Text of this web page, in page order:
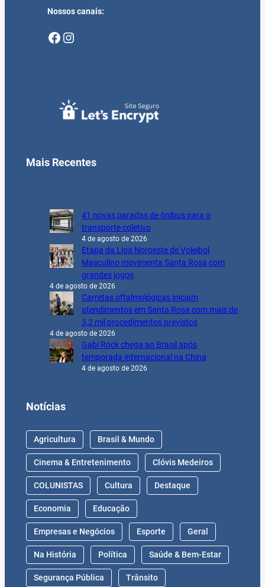
Nossos canais:
Facebook Instagram
Mais Recentes
41 novas paradas de ônibus para o
transporte coletivo
4 de agosto de 2026
Etapa da Liga Noroeste de Voleibol
Masculino movimenta Santa Rosa com
grandes jogos
4 de agosto de 2026
Carretas oftalmológicas iniciam
atendimentos em Santa Rosa com mais de
3,2 mil procedimentos previstos
4 de agosto de 2026
Gabi Rock chega ao Brasil após
temporada internacional na China
4 de agosto de 2026
Notícias
Agricultura Brasil & Mundo
Cinema & Entretenimento Clóvis Medeiros
COLUNISTAS Cultura Destaque
Economia Educação
Empresas e Negócios Esporte Geral
Na História Política Saúde & Bem-Estar
Segurança Pública Trânsito